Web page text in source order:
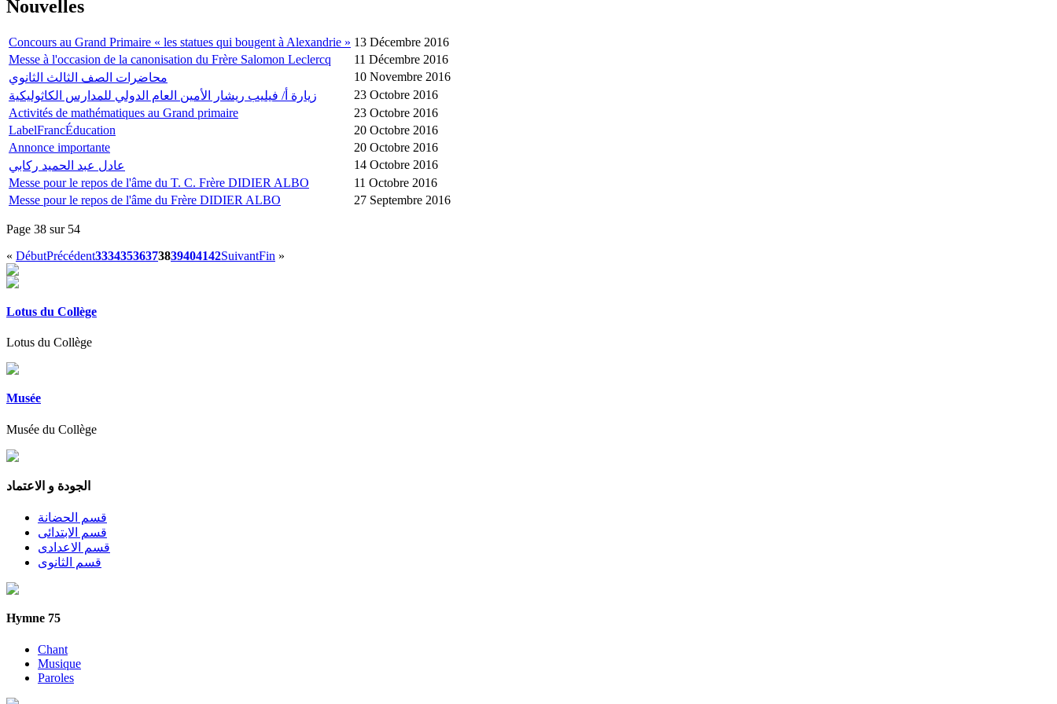
Nouvelles
Concours au Grand Primaire « les statues qui bougent à Alexandrie » 13 Décembre 2016
Messe à l'occasion de la canonisation du Frère Salomon Leclercq
11 Décembre 2016
محاضرات الصف الثالث الثانوي
10 Novembre 2016
زيارة أ/ فيليب ريشار الأمين العام الدولي للمدارس الكاثوليكية
23 Octobre 2016
Activités de mathématiques au Grand primaire
23 Octobre 2016
LabelFrancÉducation
20 Octobre 2016
Annonce importante
20 Octobre 2016
عادل عبد الحميد ركابي
14 Octobre 2016
Messe pour le repos de l'âme du T. C. Frère DIDIER ALBO
11 Octobre 2016
Messe pour le repos de l'âme du Frère DIDIER ALBO
27 Septembre 2016
Page 38 sur 54
« DébutPrécédent33343536373839404142SuivantFin »
Lotus du Collège
Lotus du Collège
Musée
Musée du Collège
الجودة و الاعتماد
قسم الحضانة
قسم الابتدائى
قسم الاعدادى
قسم الثانوى
Hymne 75
Chant
Musique
Paroles